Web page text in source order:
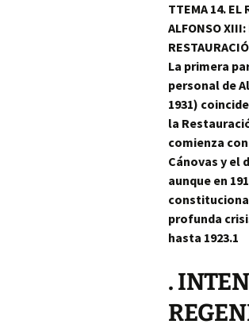
TTEMA 14. EL
ALFONSO XIII:
La primera
personal de
1931)
la
comienza
Cánovas y el
aunque en
profunda
hasta 1923.1
.